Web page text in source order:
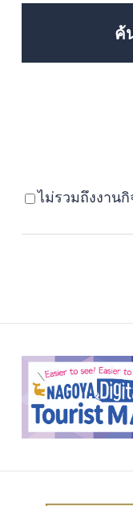
ค้
ไม่รวมถึงงาน